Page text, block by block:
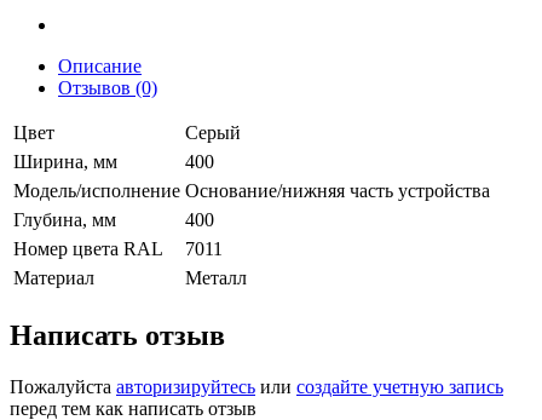
Описание
Отзывов (0)
Цвет
Серый
Ширина, мм
400
Модель/исполнение Основание/нижняя часть устройства
Глубина, мм
400
Номер цвета RAL
7011
Материал
Металл
Написать отзыв
Пожалуйста авторизируйтесь или создайте учетную запись
перед тем как написать отзыв